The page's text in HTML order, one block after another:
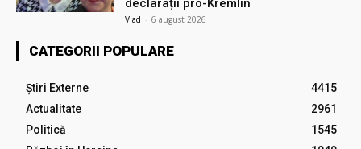
Vlad - 6 august 2026
CATEGORII POPULARE
Știri Externe
4415
Actualitate
2961
Politică
1545